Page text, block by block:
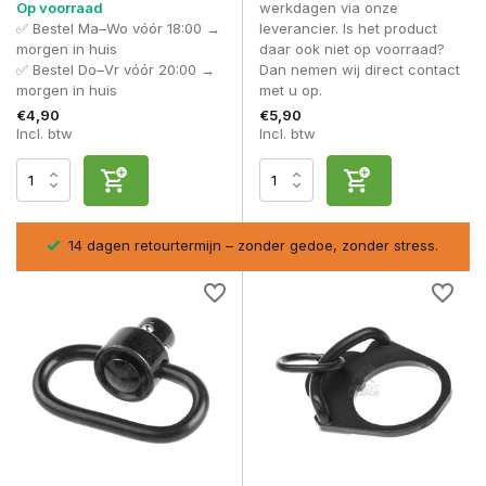
Voor een complete setup combineer je sling mounts
bijvoorbeeld met:
Slings
voor een volledige draagoplossing
voor extra controle van je replica
voor betere grip en bescherming
Materiaal en duurzaamheid
Sling mounts worden meestal gemaakt van staal of
modellen zijn bestand tegen intensief gebruik en voorkomen
slijtage of speling.
vergrendelen. Een betrouwbare klik zonder speling is hierbij
essentieel voor veilig gebruik.
Veelgestelde vragen
Wat is een QD sling swivel?
Een Quick Detach systeem waarmee je je sling snel kunt
Op voorraad
✅ Bestel Ma–Wo vóór 18:00 →
morgen in huis
✅ Bestel Do–Vr vóór 20:00 →
morgen in huis
€4,90
Incl. btw
werkdagen via onze
leverancier. Is het product
daar ook niet op voorraad?
Dan nemen wij direct contact
met u op.
€5,90
Incl. btw
14 dagen retourtermijn – zonder gedoe, zonder stress.